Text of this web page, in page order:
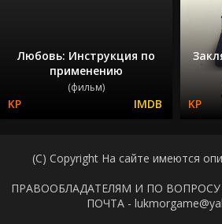
Любовь: Инструкция по
применению
(фильм)
(C) Copyright На сайте имеются
ПРАВООБЛАДАТЕЛЯМ И ПО
ПОЧТА -